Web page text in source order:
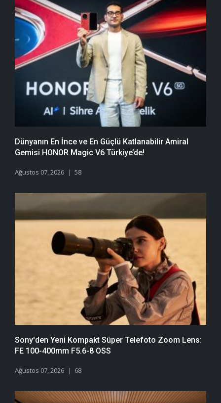
Dünyanın En İnce ve En Güçlü Katlanabilir Amiral
Gemisi HONOR Magic V6 Türkiye’de!
Ağustos 07, 2026 58
Sony'den Yeni Kompakt Süper Telefoto Zoom Lens:
FE 100-400mm F5.6-8 OSS
Ağustos 07, 2026 68